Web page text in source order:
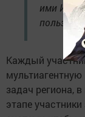
ими ИИ-
пользу
Каждый
задач региона,
этапе